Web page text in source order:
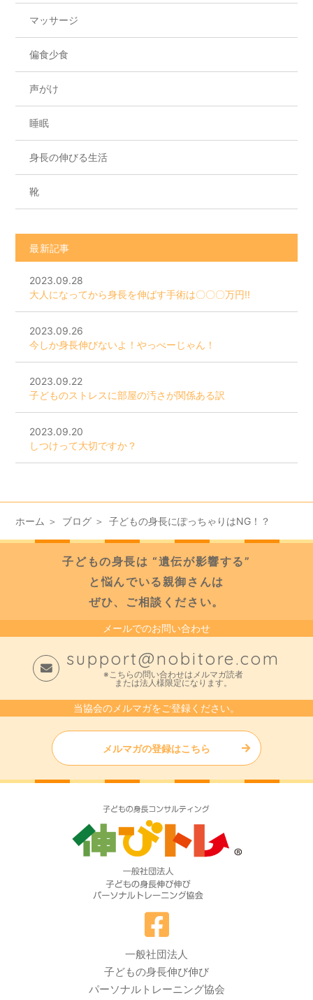
マッサージ
偏食少食
声がけ
睡眠
身長の伸びる生活
靴
最新記事
2023.09.28
大人になってから身長を伸ばす手術は〇〇〇万円!!
2023.09.26
今しか身長伸びないよ！やっべーじゃん！
2023.09.22
子どものストレスに部屋の汚さが関係ある訳
2023.09.20
しつけって大切ですか？
ホーム ブログ 子どもの身長にぽっちゃりはNG！？
子どもの身長は “遺伝が影響する”
と悩んでいる親御さんは
ぜひ、ご相談ください。
メールでのお問い合わせ
support@nobitore.com
※こちらの問い合わせはメルマガ読者
または法人様限定になります。
当協会のメルマガをご登録ください。
メルマガの登録はこちら
一般社団法人
子どもの身長伸び伸び
パーソナルトレーニング協会